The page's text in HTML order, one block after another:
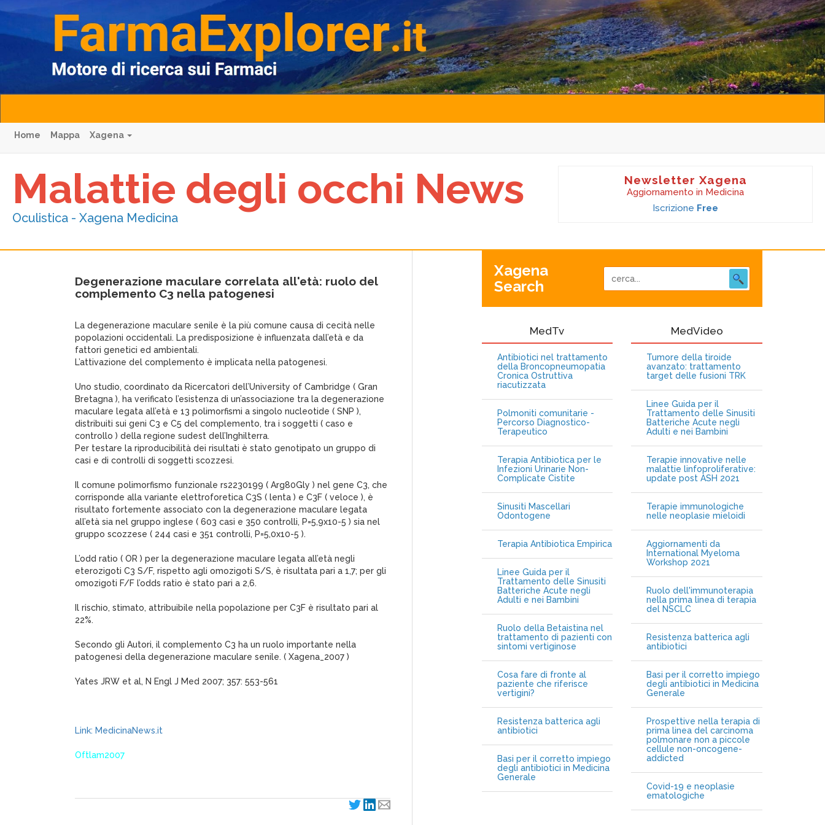
Home Mappa Xagena
Malattie degli occhi News
Oculistica - Xagena Medicina
Newsletter Xagena
Aggiornamento in Medicina
Iscrizione Free
Degenerazione maculare correlata all'età: ruolo del
complemento C3 nella patogenesi
La degenerazione maculare senile è la più comune causa di cecità nelle
popolazioni occidentali. La predisposizione è influenzata dall’età e da
fattori genetici ed ambientali.
L’attivazione del complemento è implicata nella patogenesi.
Uno studio, coordinato da Ricercatori dell’University of Cambridge ( Gran
Bretagna ), ha verificato l’esistenza di un’associazione tra la degenerazione
maculare legata all’età e 13 polimorfismi a singolo nucleotide ( SNP ),
distribuiti sui geni C3 e C5 del complemento, tra i soggetti ( caso e
controllo ) della regione sudest dell’Inghilterra.
Per testare la riproducibilità dei risultati è stato genotipato un gruppo di
casi e di controlli di soggetti scozzesi.
Il comune polimorfismo funzionale rs2230199 ( Arg80Gly ) nel gene C3, che
corrisponde alla variante elettroforetica C3S ( lenta ) e C3F ( veloce ), è
risultato fortemente associato con la degenerazione maculare legata
all’età sia nel gruppo inglese ( 603 casi e 350 controlli, P=5,9x10-5 ) sia nel
gruppo scozzese ( 244 casi e 351 controlli, P=5,0x10-5 ).
L’odd ratio ( OR ) per la degenerazione maculare legata all’età negli
eterozigoti C3 S/F, rispetto agli omozigoti S/S, è risultata pari a 1,7; per gli
omozigoti F/F l’odds ratio è stato pari a 2,6.
Il rischio, stimato, attribuibile nella popolazione per C3F è risultato pari al
22%.
Secondo gli Autori, il complemento C3 ha un ruolo importante nella
patogenesi della degenerazione maculare senile. ( Xagena_2007 )
Yates JRW et al, N Engl J Med 2007; 357: 553-561
Link: MedicinaNews.it
Oftlam2007
Xagena
Search
MedTv
Antibiotici nel trattamento
della Broncopneumopatia
Cronica Ostruttiva
riacutizzata
Polmoniti comunitarie -
Percorso Diagnostico-
Terapeutico
Terapia Antibiotica per le
Infezioni Urinarie Non-
Complicate Cistite
Sinusiti Mascellari
Odontogene
Terapia Antibiotica Empirica
Linee Guida per il
Trattamento delle Sinusiti
Batteriche Acute negli
Adulti e nei Bambini
Ruolo della Betaistina nel
trattamento di pazienti con
sintomi vertiginose
Cosa fare di fronte al
paziente che riferisce
vertigini?
Resistenza batterica agli
antibiotici
Basi per il corretto impiego
degli antibiotici in Medicina
Generale
MedVideo
Tumore della tiroide
avanzato: trattamento
target delle fusioni TRK
Linee Guida per il
Trattamento delle Sinusiti
Batteriche Acute negli
Adulti e nei Bambini
Terapie innovative nelle
malattie linfoproliferative:
update post ASH 2021
Terapie immunologiche
nelle neoplasie mieloidi
Aggiornamenti da
International Myeloma
Workshop 2021
Ruolo dell'immunoterapia
nella prima linea di terapia
del NSCLC
Resistenza batterica agli
antibiotici
Basi per il corretto impiego
degli antibiotici in Medicina
Generale
Prospettive nella terapia di
prima linea del carcinoma
polmonare non a piccole
cellule non-oncogene-
addicted
Covid-19 e neoplasie
ematologiche